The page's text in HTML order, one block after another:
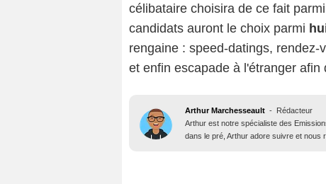
célibataire choisira de ce fait parmi
candidats auront le choix parmi
rengaine : speed-datings,
et enfin escapade à l'étranger afin
Arthur Marchesseault - Rédacteur
Arthur est notre spécialiste des
dans le pré, Arthur adore suivre et nous